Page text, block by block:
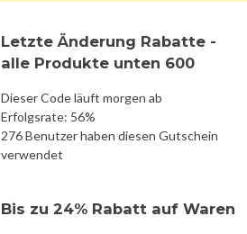
Letzte Änderung Rabatte -
alle Produkte unten 600
Dieser Code läuft morgen ab
Erfolgsrate: 56%
276 Benutzer haben diesen Gutschein
verwendet
Bis zu 24% Rabatt auf Waren